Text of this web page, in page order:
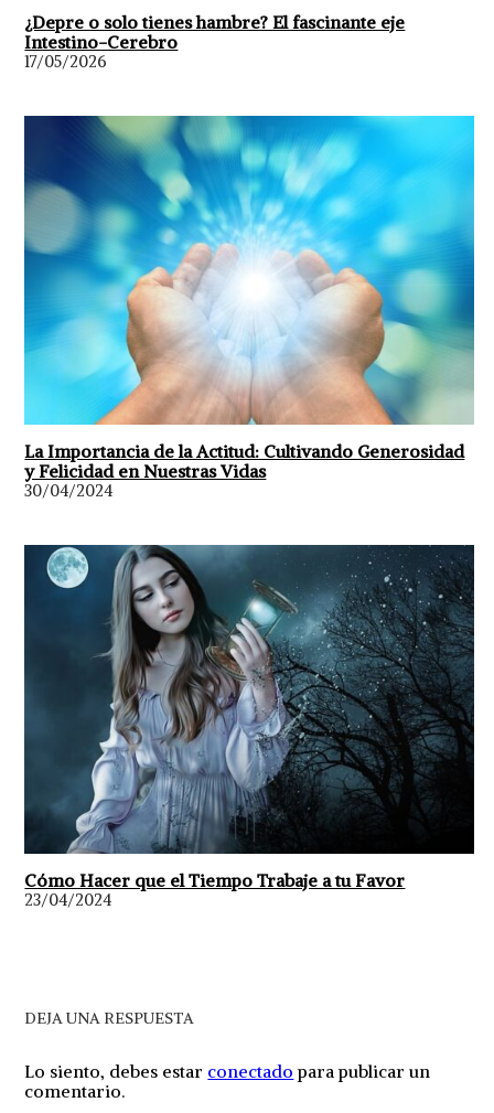
¿Depre o solo tienes hambre? El fascinante eje
Intestino-Cerebro
17/05/2026
La Importancia de la Actitud: Cultivando Generosidad
y Felicidad en Nuestras Vidas
30/04/2024
Cómo Hacer que el Tiempo Trabaje a tu Favor
23/04/2024
DEJA UNA RESPUESTA
Lo siento, debes estar conectado para publicar un
comentario.